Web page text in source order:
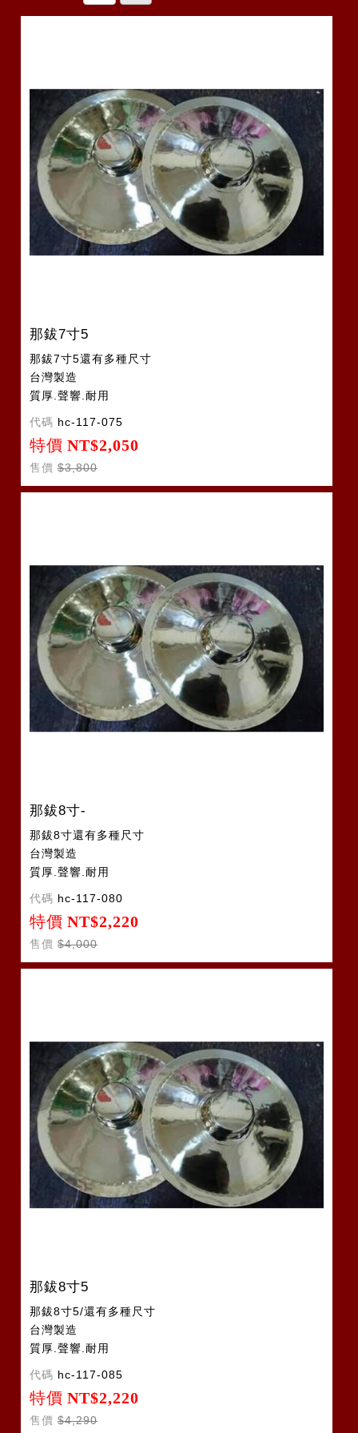
那鈸7寸5
那鈸7寸5還有多種尺寸
台灣製造
質厚.聲響.耐用
代碼 hc-117-075
特價 NT$2,050
售價 $3,800
那鈸8寸-
那鈸8寸還有多種尺寸
台灣製造
質厚.聲響.耐用
代碼 hc-117-080
特價 NT$2,220
售價 $4,000
那鈸8寸5
那鈸8寸5/還有多種尺寸
台灣製造
質厚.聲響.耐用
代碼 hc-117-085
特價 NT$2,220
售價 $4,290